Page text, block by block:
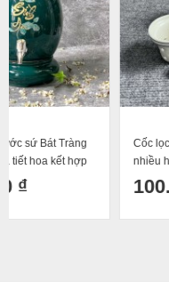
Cốc lọc trà gốm sứ Bát Tràng
nhiều hoạ tiết cây 300ml